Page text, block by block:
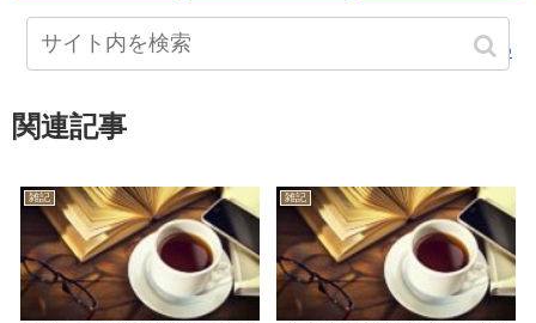
みゆ
関連記事
雑記 雑記